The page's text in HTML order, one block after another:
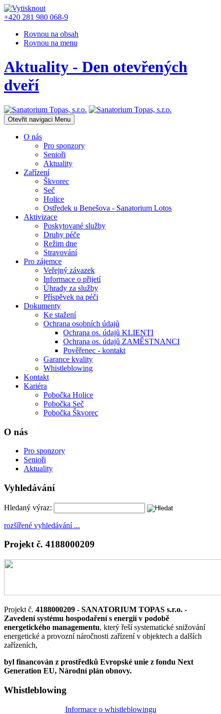
+420 281 980 068-9
Rovnou na obsah
Rovnou na menu
Aktuality - Den otevřených
dveří
Otevřit navigaci Menu
O nás
Pro sponzory
Senioři
Aktuality
Zařízení
Škvorec
Seč
Holice
Ostředek u Benešova - Sanatorium Lotos
Aktivizace
Poskytované služby
Druhy péče
Režim dne
Stravování
Pro zájemce
Veřejný závazek
Informace o přijetí
Úhrady za služby
Příspěvek na péči
Dokumenty
Ke stažení
Ochrana osobních údajů
Ochrana os. údajů KLIENTI
Ochrana os. údajů ZAMĚSTNANCI
Pověřenec - kontakt
Garance kvality
Whistleblowing
Kontakt
Kariéra
Pobočka Holice
Pobočka Seč
Pobočka Škvorec
O nás
Pro sponzory
Senioři
Aktuality
Vyhledávání
Hledaný výraz:
rozšířené vyhledávání ...
Projekt č. 4188000209
Projekt č. 4188000209 - SANATORIUM TOPAS s.r.o. -
Zavedení systému hospodaření s energií v podobě
energetického managementu, který řeší systematické snižování
energetické a provozní náročnosti zařízení v objektech a dalších
zařízeních,
byl financován z prostředků Evropské unie z fondu Next
Generation EU, Národní plán obnovy.
Whistleblowing
Informace o whistleblowingu